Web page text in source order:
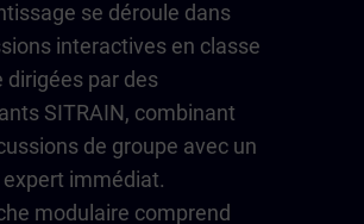
se déroule dans
interactives en classe
dirigées par des
SITRAIN, combinant
de groupe avec un
immédiat.
modulaire comprend